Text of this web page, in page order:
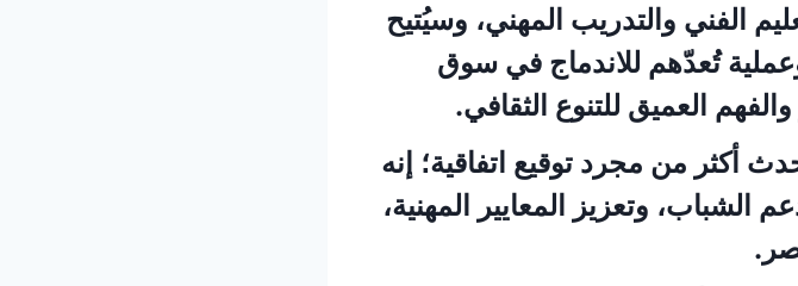
الفني والتدريب المهني، وسيُتيح
تُعدّهم للاندماج في سوق
العميق للتنوع الثقافي.
أكثر من مجرد توقيع اتفاقية؛ إنه
وتعزيز المعايير المهنية،